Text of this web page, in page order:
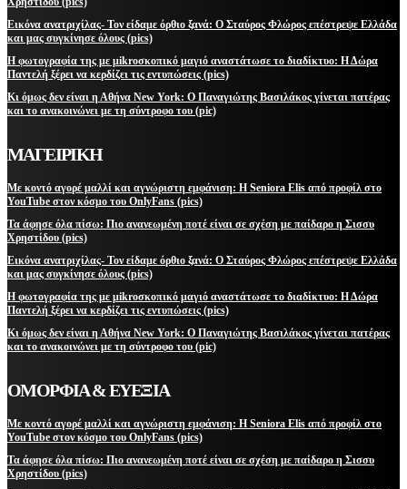
Εικόνα ανατριχίλας- Τον είδαμε όρθιο ξανά: Ο Σταύρος Φλώρος επέστρεψε Ελλάδα
και μας συγκίνησε όλους (pics)
Η φωτογραφία της με μikroσκοπικό μαγιό αναστάτωσε το διαδίκτυο: Η Δώρα
Παντελή ξέρει να κερδίζει τις εντυπώσεις (pics)
Κι όμως δεν είναι η Αθήνα New York: Ο Παναγιώτης Βασιλάκος γίνεται πατέρας
και το ανακοινώνει με τη σύντροφο του (pic)
ΜΑΓΕΙΡΙΚΗ
Με κοντό αγορέ μαλλί και αγνώριστη εμφάνιση: Η Seniora Elis από προφίλ στο
YouTube στον κόσμο του OnlyFans (pics)
Τα άφησε όλα πίσω: Πιο ανανεωμένη ποτέ είναι σε σχέση με παίδαρο η Σισσυ
Χρηστίδου (pics)
Εικόνα ανατριχίλας- Τον είδαμε όρθιο ξανά: Ο Σταύρος Φλώρος επέστρεψε Ελλάδα
και μας συγκίνησε όλους (pics)
Η φωτογραφία της με μikroσκοπικό μαγιό αναστάτωσε το διαδίκτυο: Η Δώρα
Παντελή ξέρει να κερδίζει τις εντυπώσεις (pics)
Κι όμως δεν είναι η Αθήνα New York: Ο Παναγιώτης Βασιλάκος γίνεται πατέρας
και το ανακοινώνει με τη σύντροφο του (pic)
ΟΜΟΡΦΙΑ & ΕΥΕΞΙΑ
Με κοντό αγορέ μαλλί και αγνώριστη εμφάνιση: Η Seniora Elis από προφίλ στο
YouTube στον κόσμο του OnlyFans (pics)
Τα άφησε όλα πίσω: Πιο ανανεωμένη ποτέ είναι σε σχέση με παίδαρο η Σισσυ
Χρηστίδου (pics)